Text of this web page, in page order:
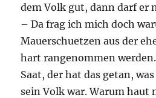
dem Volk gut, dann darf er
– Da frag ich mich doch
Mauerschuetzen aus der
hart rangenommen werden.
Saat, der hat das getan,
sein Volk war. Warum haut